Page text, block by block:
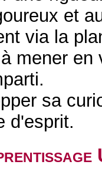
et
via la
mener en
sa
d'esprit.